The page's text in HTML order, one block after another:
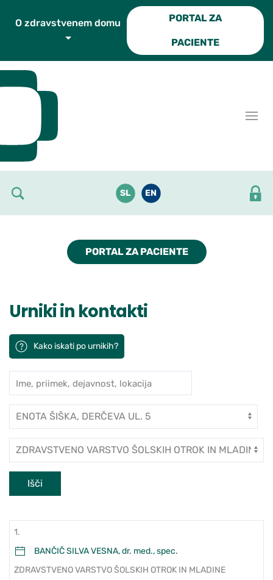
PORTAL ZA
PACIENTE
SL EN
PORTAL ZA PACIENTE
Urniki in kontakti
Kako iskati po urnikih?
Iskanje po ambulantah in
Ime, priimek, dejavnost, lokacija
Enota
Dejavnost
Išči
1.
BANČIČ SILVA VESNA, dr. med., spec.
ZDRAVSTVENO VARSTVO ŠOLSKIH OTROK IN MLADINE